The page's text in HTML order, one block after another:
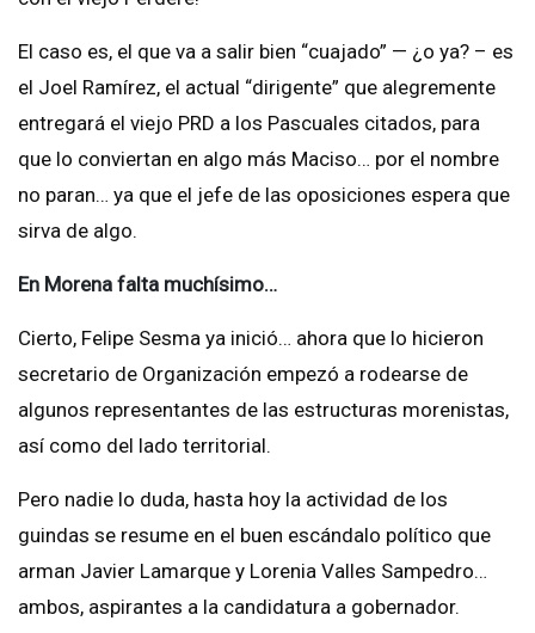
El caso es, el que va a salir bien “cuajado” — ¿o ya? – es
el Joel Ramírez, el actual “dirigente” que alegremente
entregará el viejo PRD a los Pascuales citados, para
que lo conviertan en algo más Maciso… por el nombre
no paran… ya que el jefe de las oposiciones espera que
sirva de algo.
En Morena falta muchísimo…
Cierto, Felipe Sesma ya inició… ahora que lo hicieron
secretario de Organización empezó a rodearse de
algunos representantes de las estructuras morenistas,
así como del lado territorial.
Pero nadie lo duda, hasta hoy la actividad de los
guindas se resume en el buen escándalo político que
arman Javier Lamarque y Lorenia Valles Sampedro…
ambos, aspirantes a la candidatura a gobernador.